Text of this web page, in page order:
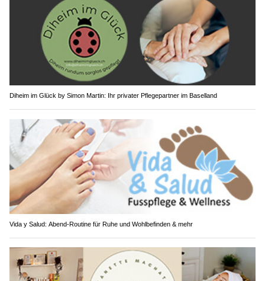
Diheim im Glück by Simon Martin: Ihr privater Pflegepartner im Baselland
Vida y Salud: Abend-Routine für Ruhe und Wohlbefinden & mehr